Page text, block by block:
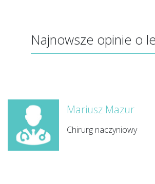
Najnowsze opinie o
Mariusz Mazur
Chirurg naczyniowy